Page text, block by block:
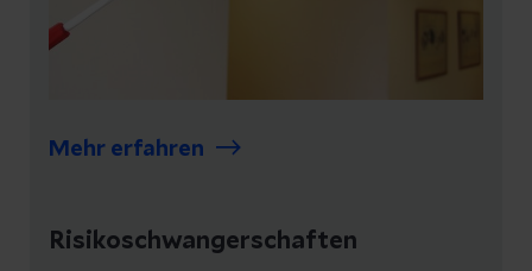
Mehr erfahren
Risikoschwangerschaften